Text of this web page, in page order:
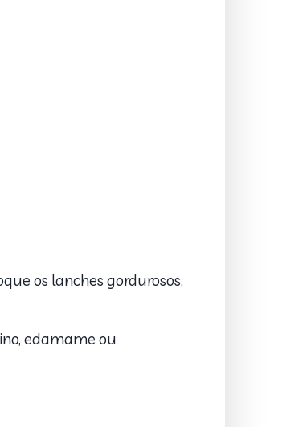
os lanches gordurosos,
edamame ou